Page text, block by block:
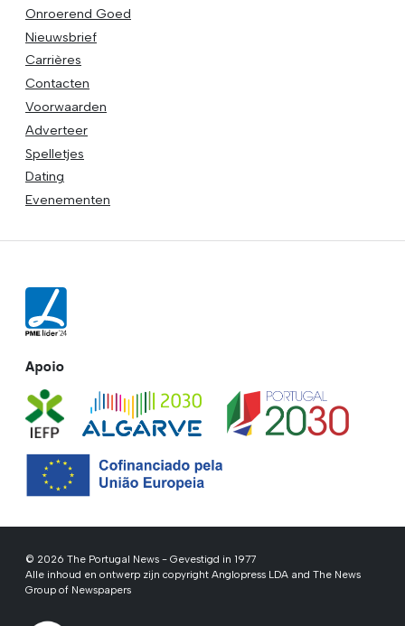
Onroerend Goed
Nieuwsbrief
Carrières
Contacten
Voorwaarden
Adverteer
Spelletjes
Dating
Evenementen
Apoio
© 2026 The Portugal News - Gevestigd in 1977
Alle inhoud en ontwerp zijn copyright Anglopress LDA and The News
Group of Newspapers